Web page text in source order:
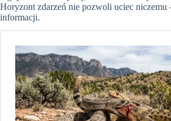
Horyzont zdarzeń nie pozwoli uciec niczemu
informacji.